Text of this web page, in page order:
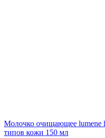
Молочко очищающее lumene
типов кожи 150 мл